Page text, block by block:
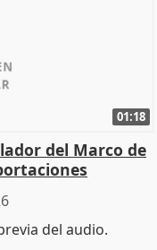
01:18
del Marco de